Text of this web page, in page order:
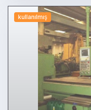
kullanılmış